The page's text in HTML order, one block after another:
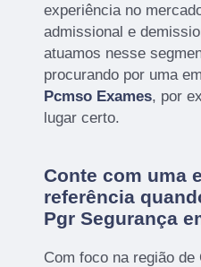
experiência no
admissional e
atuamos nesse
procurando por uma
Pcmso Exames, por
lugar certo.
Conte com uma
referência
Pgr Segurança
Com foco na região